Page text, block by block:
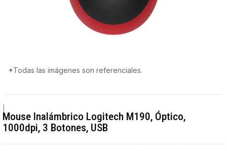
*Todas las imágenes son referenciales.
Mouse Inalámbrico Logitech M190, Óptico,
1000dpi, 3 Botones, USB